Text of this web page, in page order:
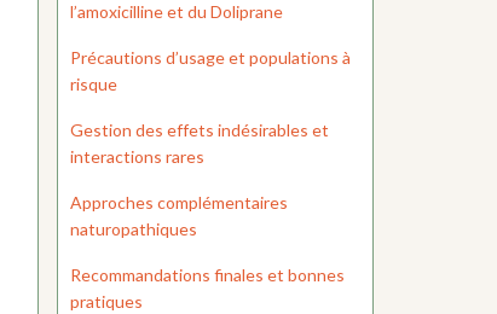
l’amoxicilline et du Doliprane
Précautions d’usage et populations à
risque
Gestion des effets indésirables et
interactions rares
Approches complémentaires
naturopathiques
Recommandations finales et bonnes
pratiques